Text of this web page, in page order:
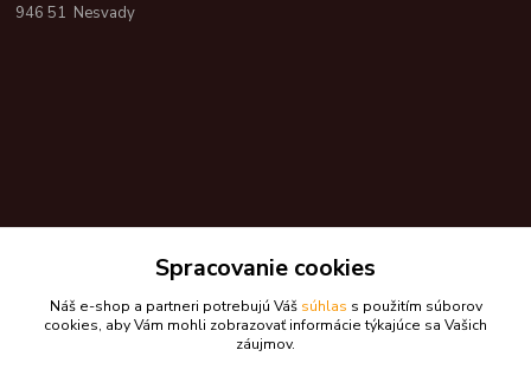
946 51 Nesvady
Spracovanie cookies
Náš e-shop a partneri potrebujú Váš súhlas s použitím súborov
cookies, aby Vám mohli zobrazovať informácie týkajúce sa Vašich
záujmov.